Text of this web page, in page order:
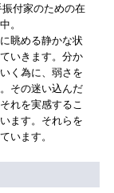
付家のための在
。
眺める静かな状
いきます。分か
く為に、弱さを
その迷い込んだ
れを実感するこ
ます。それらを
います。